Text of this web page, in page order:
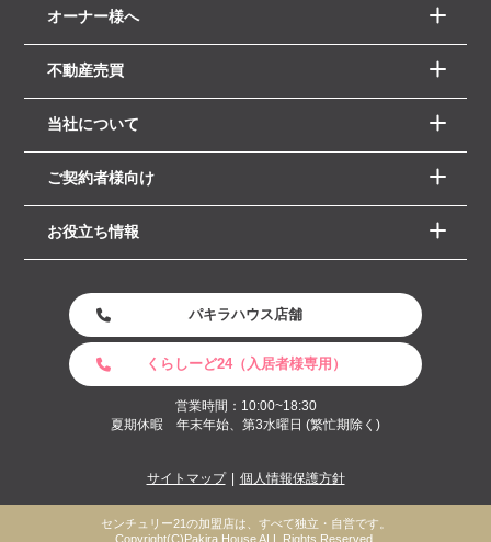
オーナー様へ
不動産売買
当社について
ご契約者様向け
お役立ち情報
パキラハウス店舗
くらしーど24（入居者様専用）
営業時間：10:00~18:30
夏期休暇 年末年始、第3水曜日 (繁忙期除く)
サイトマップ 個人情報保護方針
センチュリー21の加盟店は、すべて独立・自営です。
Copyright(C)Pakira House ALL Rights Reserved.